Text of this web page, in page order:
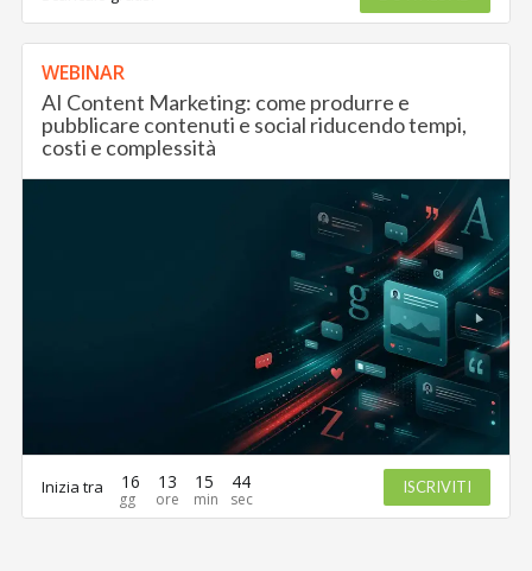
WEBINAR
AI Content Marketing: come produrre e
pubblicare contenuti e social riducendo tempi,
costi e complessità
Inizia tra 16 13 15 44 ISCRIVITI